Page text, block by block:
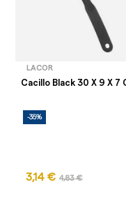
LACOR
Cacillo Black 30 X 9 X 7
-35%
3,14 € 4,83 €